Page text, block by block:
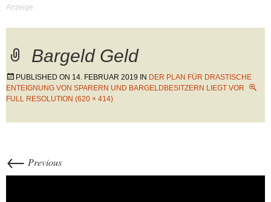
Bargeld Geld
PUBLISHED ON 14. FEBRUAR 2019 IN DER PLAN FÜR DRASTISCHE
ENTEIGNUNG VON SPARERN UND BARGELDBESITZERN LIEGT VOR
FULL RESOLUTION (620 × 414)
← Previous